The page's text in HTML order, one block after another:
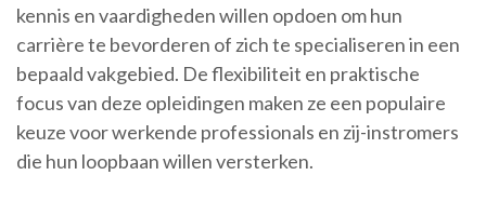
kennis en vaardigheden willen opdoen om hun
carrière te bevorderen of zich te specialiseren in een
bepaald vakgebied. De flexibiliteit en praktische
focus van deze opleidingen maken ze een populaire
keuze voor werkende professionals en zij-instromers
die hun loopbaan willen versterken.